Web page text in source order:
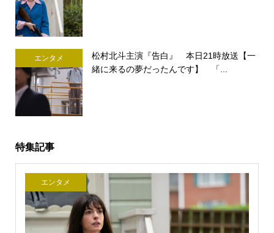
エンタメ
松村北斗主演『告白』 本日21時放送【一
緒に来るの夢だったんです】 「...
特集記事
エンタメ